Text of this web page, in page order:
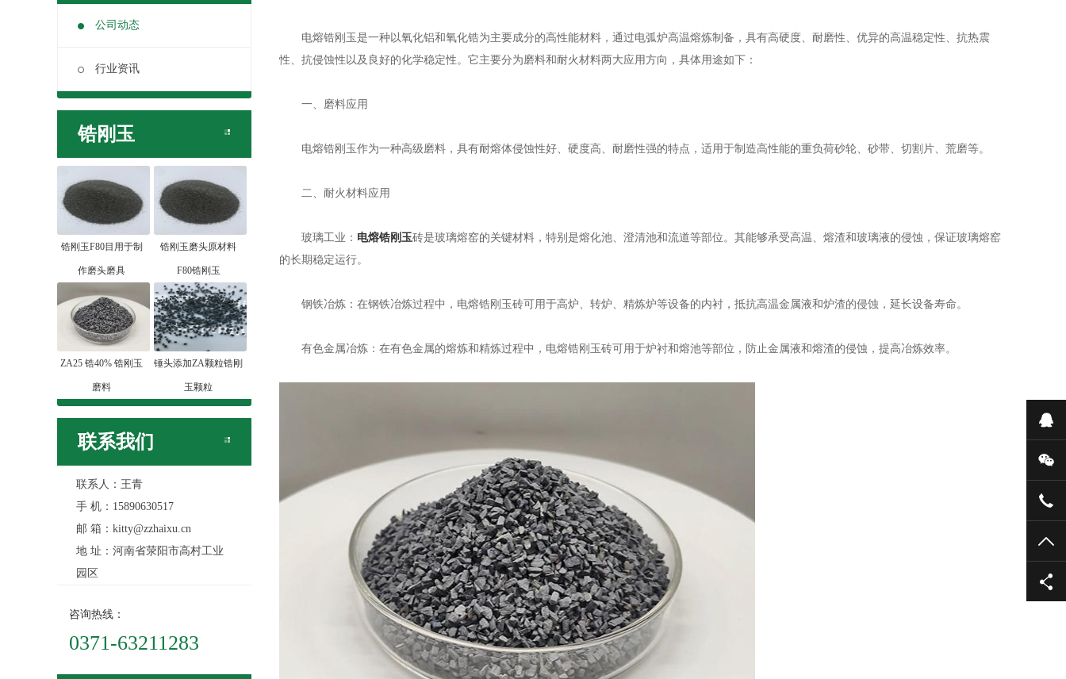
公司动态
行业资讯
锆刚玉
锆刚玉F80目用于制
作磨头磨具
锆刚玉磨头原材料
F80锆刚玉
ZA25 锆40% 锆刚玉
磨料
锤头添加ZA颗粒锆刚
玉颗粒
联系我们
联系人：王青
手 机：15890630517
邮 箱：kitty@zzhaixu.cn
地 址：河南省荥阳市高村工业
园区
咨询热线：
0371-63211283
电熔锆刚玉是一种以氧化铝和氧化锆为主要成分的高性能材料，通过电弧炉高温熔炼制备，具有高硬度、耐磨性、优异的高温稳定性、抗热震
性、抗侵蚀性以及良好的化学稳定性。它主要分为磨料和耐火材料两大应用方向，具体用途如下：
一、磨料应用
电熔锆刚玉作为一种高级磨料，具有耐熔体侵蚀性好、硬度高、耐磨性强的特点，适用于制造高性能的重负荷砂轮、砂带、切割片、荒磨等。
二、耐火材料应用
玻璃工业： 电熔锆刚玉砖是玻璃熔窑的关键材料，特别是熔化池、澄清池和流道等部位。其能够承受高温、熔渣和玻璃液的侵蚀，保证玻璃熔窑
的长期稳定运行。
钢铁冶炼：在钢铁冶炼过程中，电熔锆刚玉砖可用于高炉、转炉、精炼炉等设备的内衬，抵抗高温金属液和炉渣的侵蚀，延长设备寿命。
有色金属冶炼：在有色金属的熔炼和精炼过程中，电熔锆刚玉砖可用于炉衬和熔池等部位，防止金属液和熔渣的侵蚀，提高冶炼效率。
在
微